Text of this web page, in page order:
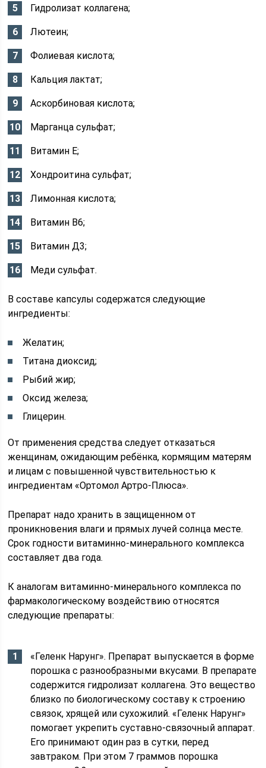
Гидролизат коллагена;
Лютеин;
Фолиевая кислота;
Кальция лактат;
Аскорбиновая кислота;
Марганца сульфат;
Витамин Е;
Хондроитина сульфат;
Лимонная кислота;
Витамин В6;
Витамин Д3;
Меди сульфат.
В составе капсулы содержатся следующие
ингредиенты:
Желатин;
Титана диоксид;
Рыбий жир;
Оксид железа;
Глицерин.
От применения средства следует отказаться
женщинам, ожидающим ребёнка, кормящим матерям
и лицам с повышенной чувствительностью к
ингредиентам «Ортомол Артро-Плюса».
Препарат надо хранить в защищенном от
проникновения влаги и прямых лучей солнца месте.
Срок годности витаминно-минерального комплекса
составляет два года.
К аналогам витаминно-минерального комплекса по
фармакологическому воздействию относятся
следующие препараты:
«Геленк Нарунг». Препарат выпускается в форме
порошка с разнообразными вкусами. В препарате
содержится гидролизат коллагена. Это вещество
близко по биологическому составу к строению
связок, хрящей или сухожилий. «Геленк Нарунг»
помогает укрепить суставно-связочный аппарат.
Его принимают один раз в сутки, перед
завтраком. При этом 7 граммов порошка